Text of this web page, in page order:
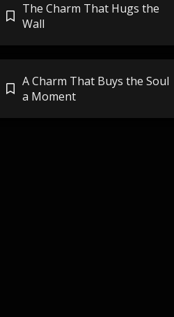
The Charm That Hugs the
Wall
A Charm That Buys the Soul
a Moment